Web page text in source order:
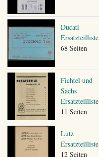
Ducati
Ersatzteilliste
68 Seiten
Fichtel und
Sachs
Ersatzteilliste
11 Seiten
Lutz
Ersatzteilliste
12 Seiten